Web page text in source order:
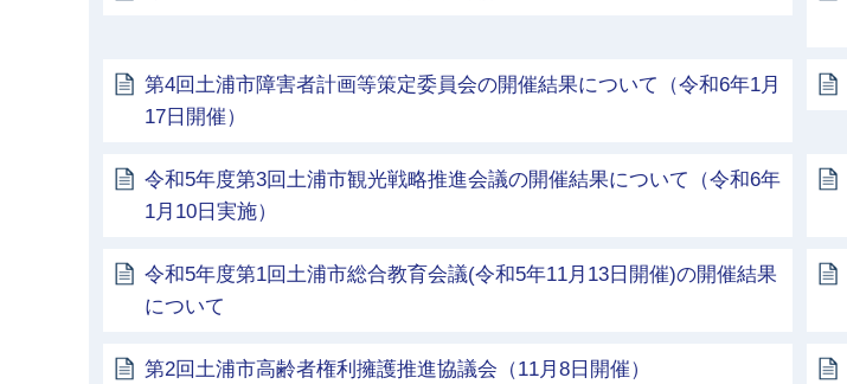
第4回土浦市障害者計画等策定委員会の開催結果について（令和6年1月
17日開催）
令和5年度第3回土浦市観光戦略推進会議の開催結果について（令和6年
1月10日実施）
令和5年度第1回土浦市総合教育会議(令和5年11月13日開催)の開催結果
について
第2回土浦市高齢者権利擁護推進協議会（11月8日開催）